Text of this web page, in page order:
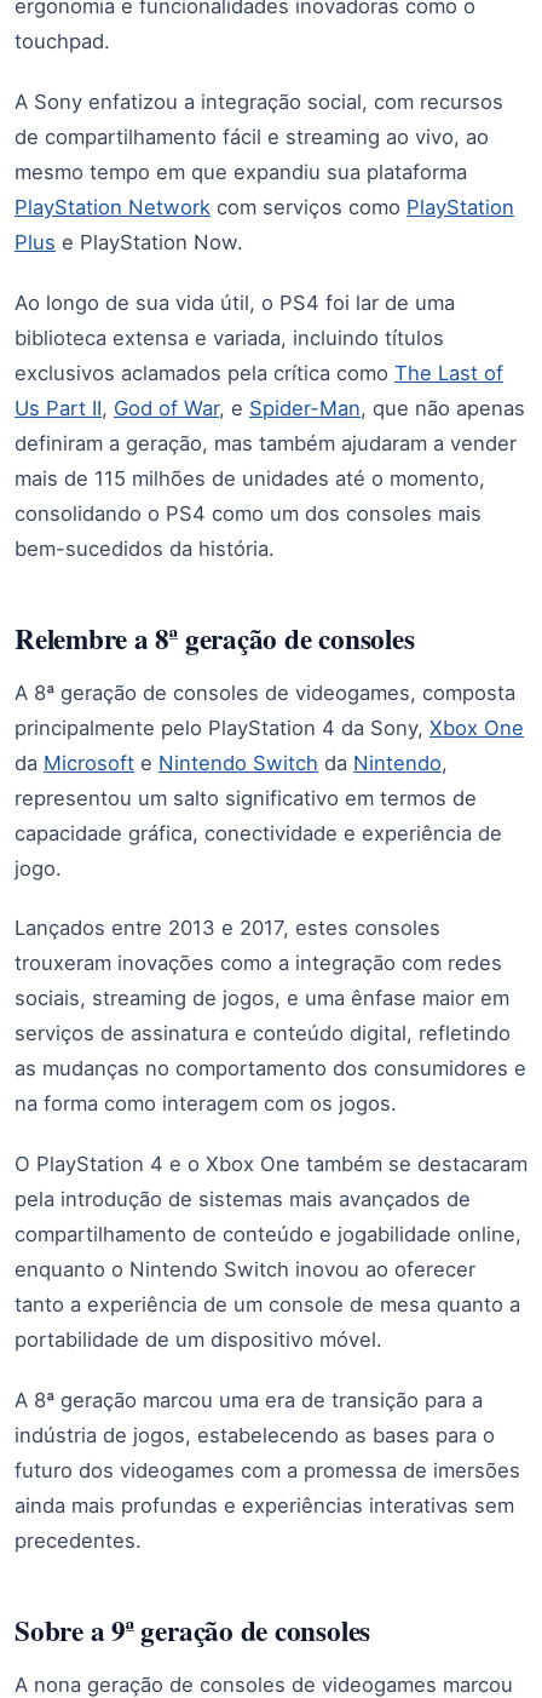
ergonomia e funcionalidades inovadoras como o
touchpad.
A Sony enfatizou a integração social, com recursos
de compartilhamento fácil e streaming ao vivo, ao
mesmo tempo em que expandiu sua plataforma
PlayStation Network com serviços como PlayStation
Plus e PlayStation Now.
Ao longo de sua vida útil, o PS4 foi lar de uma
biblioteca extensa e variada, incluindo títulos
exclusivos aclamados pela crítica como The Last of
Us Part II, God of War, e Spider-Man, que não apenas
definiram a geração, mas também ajudaram a vender
mais de 115 milhões de unidades até o momento,
consolidando o PS4 como um dos consoles mais
bem-sucedidos da história.
Relembre a 8ª geração de consoles
A 8ª geração de consoles de videogames, composta
principalmente pelo PlayStation 4 da Sony, Xbox One
da Microsoft e Nintendo Switch da Nintendo,
representou um salto significativo em termos de
capacidade gráfica, conectividade e experiência de
jogo.
Lançados entre 2013 e 2017, estes consoles
trouxeram inovações como a integração com redes
sociais, streaming de jogos, e uma ênfase maior em
serviços de assinatura e conteúdo digital, refletindo
as mudanças no comportamento dos consumidores e
na forma como interagem com os jogos.
O PlayStation 4 e o Xbox One também se destacaram
pela introdução de sistemas mais avançados de
compartilhamento de conteúdo e jogabilidade online,
enquanto o Nintendo Switch inovou ao oferecer
tanto a experiência de um console de mesa quanto a
portabilidade de um dispositivo móvel.
A 8ª geração marcou uma era de transição para a
indústria de jogos, estabelecendo as bases para o
futuro dos videogames com a promessa de imersões
ainda mais profundas e experiências interativas sem
precedentes.
Sobre a 9ª geração de consoles
A nona geração de consoles de videogames marcou